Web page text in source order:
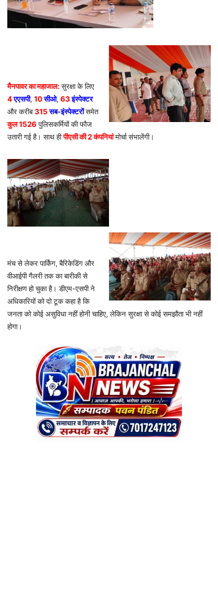
​मैनपावर का महाजाल:सुरक्षा के लिए
4एएसपी, 10सीओ, 63इंस्पेक्टर
और करीब315सब-इंस्पेक्टरों समेत
कुल 1526 पुलिसकर्मियों की फौज
उतारी गई है। साथ हीपीएसी की 2 कंपनियांमोर्चा संभालेंगी।
​मंच से लेकर पार्किंग, बैरिकेडिंग और
वीआईपी गैलरी तक का बारीकी से
निरीक्षण हो चुका है। डीएम-एसपी ने
अधिकारियों को दो टूक कहा है कि
जनता को कोई असुविधा नहीं होनी चाहिए, लेकिन सुरक्षा से कोई समझौता भी नहीं
होगा।